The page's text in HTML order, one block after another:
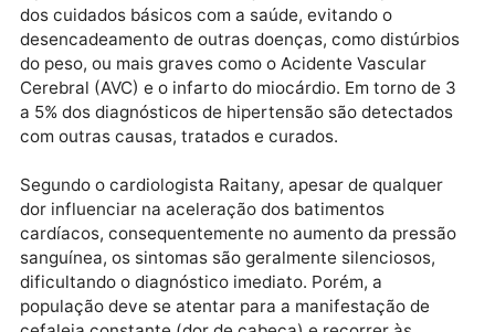
tratamento.”, explicou o cardiologista Raitany
formado pela Universidade de Campinas (Unicamp),
responsável pelo Setor de diagnóstico da cardiologia
não invasiva da Policlínica Oswaldo Cruz de
população de Porto Velho é diagnosticada com
hipertensão arterial. Dados que indicam à
dos cuidados básicos com a saúde, evitando o
desencadeamento de outras doenças, como
do peso, ou mais graves como o Acidente Vascular
Cerebral (AVC) e o infarto do miocárdio. Em torno de